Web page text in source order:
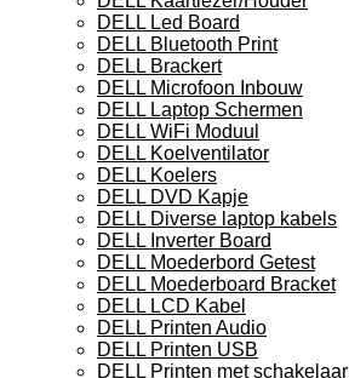
DELL Led Board
DELL Bluetooth Print
DELL Brackert
DELL Microfoon Inbouw
DELL Laptop Schermen
DELL WiFi Moduul
DELL Koelventilator
DELL Koelers
DELL DVD Kapje
DELL Diverse laptop kabels
DELL Inverter Board
DELL Moederbord Getest
DELL Moederboard Bracket
DELL LCD Kabel
DELL Printen Audio
DELL Printen USB
DELL Printen met schakelaar